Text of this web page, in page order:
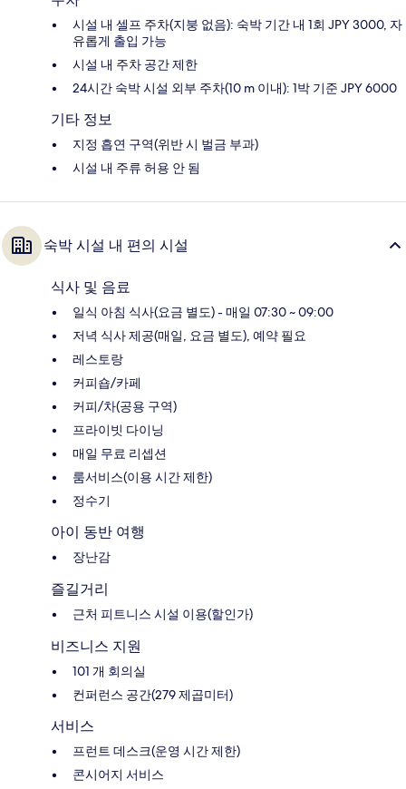
시설 내 셀프 주차(지붕 없음): 숙박 기간 내 1회 JPY 3000, 자
유롭게 출입 가능
시설 내 주차 공간 제한
24시간 숙박 시설 외부 주차(10 m 이내): 1박 기준 JPY 6000
기타 정보
지정 흡연 구역(위반 시 벌금 부과)
시설 내 주류 허용 안 됨
숙박 시설 내 편의 시설
식사 및 음료
일식 아침 식사(요금 별도) - 매일 07:30 ~ 09:00
저녁 식사 제공(매일, 요금 별도), 예약 필요
레스토랑
커피숍/카페
커피/차(공용 구역)
프라이빗 다이닝
매일 무료 리셉션
룸서비스(이용 시간 제한)
정수기
아이 동반 여행
장난감
즐길거리
근처 피트니스 시설 이용(할인가)
비즈니스 지원
101 개 회의실
컨퍼런스 공간(279 제곱미터)
서비스
프런트 데스크(운영 시간 제한)
콘시어지 서비스